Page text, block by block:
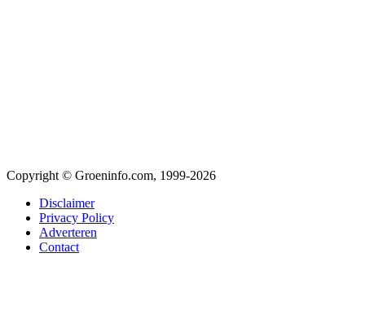
Copyright © Groeninfo.com, 1999-2026
Disclaimer
Privacy Policy
Adverteren
Contact